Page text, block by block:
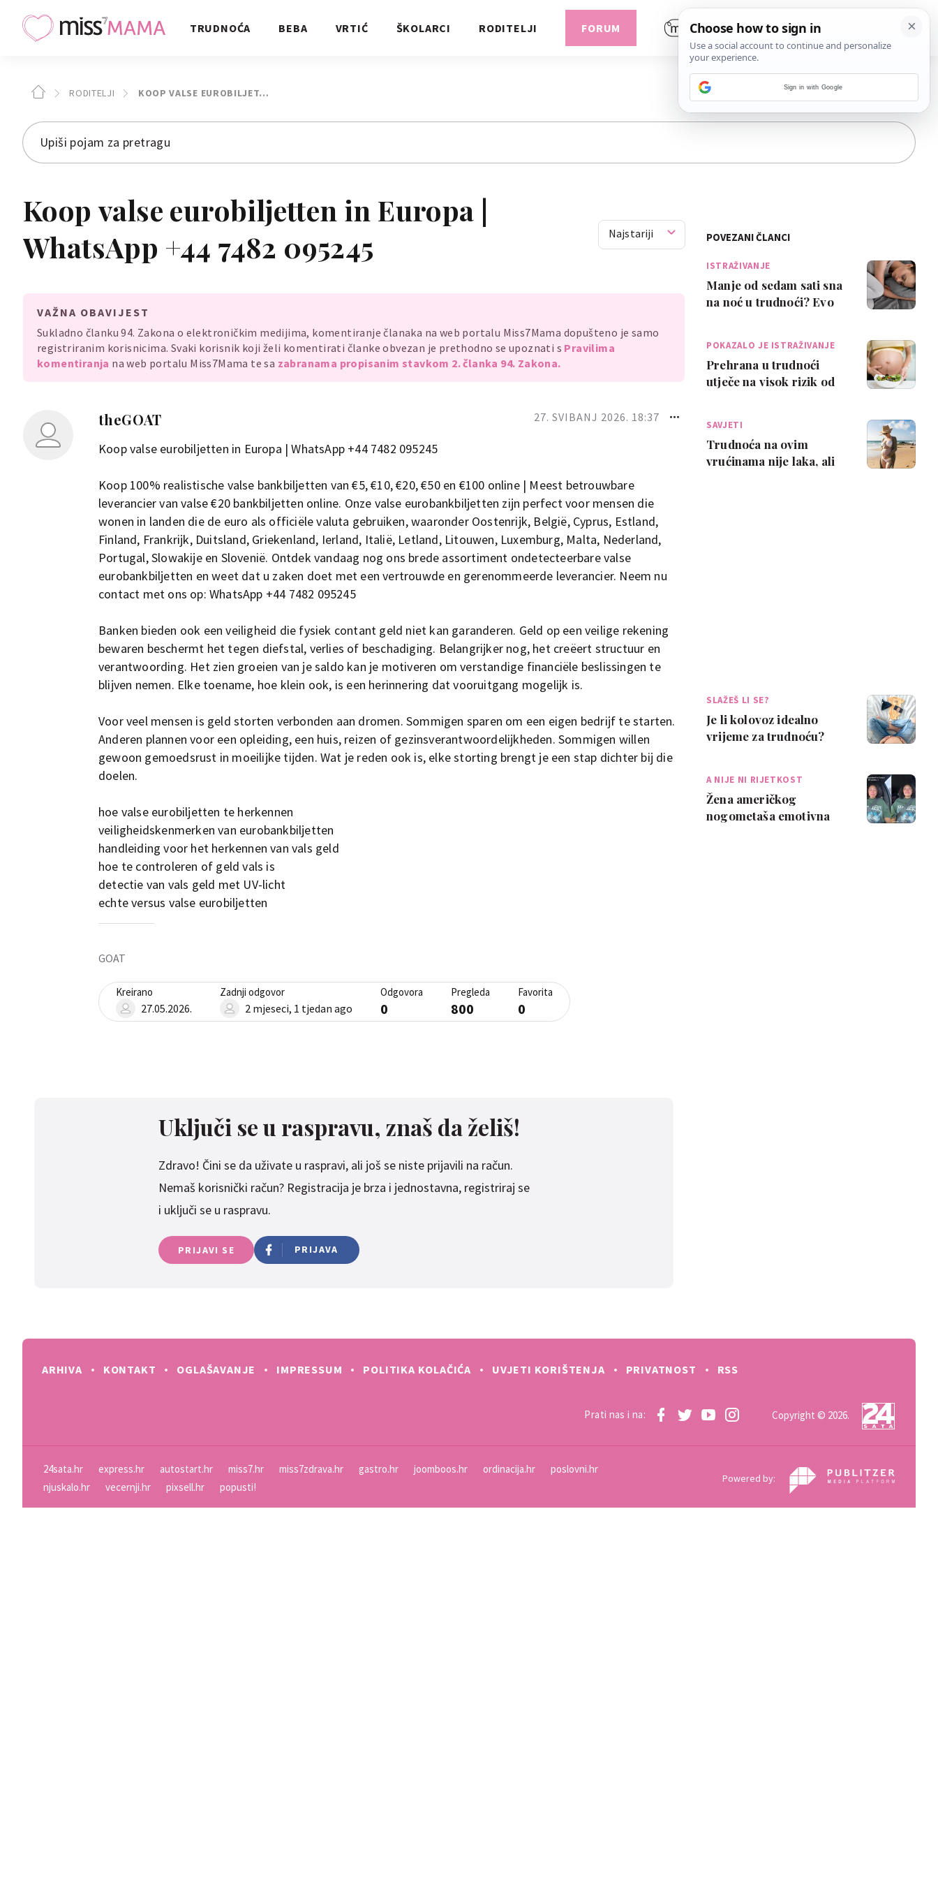
TRUDNOĆA BEBA VRTIĆ ŠKOLARCI RODITELJI FORUM
RODITELJI KOOP VALSE EUROBILJET…
Koop valse eurobiljetten in Europa |
WhatsApp +44 7482 095245
Najstariji
VAŽNA OBAVIJEST
Sukladno članku 94. Zakona o elektroničkim medijima, komentiranje članaka na web portalu Miss7Mama dopušteno je samo
registriranim korisnicima. Svaki korisnik koji želi komentirati članke obvezan je prethodno se upoznati s Pravilima
komentiranja na web portalu Miss7Mama te sa zabranama propisanim stavkom 2. članka 94. Zakona.
theGOAT 27. SVIBANJ 2026. 18:37
Koop valse eurobiljetten in Europa | WhatsApp +44 7482 095245
Koop 100% realistische valse bankbiljetten van €5, €10, €20, €50 en €100 online | Meest betrouwbare
leverancier van valse €20 bankbiljetten online. Onze valse eurobankbiljetten zijn perfect voor mensen die
wonen in landen die de euro als officiële valuta gebruiken, waaronder Oostenrijk, België, Cyprus, Estland,
Finland, Frankrijk, Duitsland, Griekenland, Ierland, Italië, Letland, Litouwen, Luxemburg, Malta, Nederland,
Portugal, Slowakije en Slovenië. Ontdek vandaag nog ons brede assortiment ondetecteerbare valse
eurobankbiljetten en weet dat u zaken doet met een vertrouwde en gerenommeerde leverancier. Neem nu
contact met ons op: WhatsApp +44 7482 095245
Banken bieden ook een veiligheid die fysiek contant geld niet kan garanderen. Geld op een veilige rekening
bewaren beschermt het tegen diefstal, verlies of beschadiging. Belangrijker nog, het creëert structuur en
verantwoording. Het zien groeien van je saldo kan je motiveren om verstandige financiële beslissingen te
blijven nemen. Elke toename, hoe klein ook, is een herinnering dat vooruitgang mogelijk is.
Voor veel mensen is geld storten verbonden aan dromen. Sommigen sparen om een eigen bedrijf te starten.
Anderen plannen voor een opleiding, een huis, reizen of gezinsverantwoordelijkheden. Sommigen willen
gewoon gemoedsrust in moeilijke tijden. Wat je reden ook is, elke storting brengt je een stap dichter bij die
doelen.
hoe valse eurobiljetten te herkennen
veiligheidskenmerken van eurobankbiljetten
handleiding voor het herkennen van vals geld
hoe te controleren of geld vals is
detectie van vals geld met UV-licht
echte versus valse eurobiljetten
Kreirano
27.05.2026.
Zadnji odgovor
2 mjeseci, 1 tjedan ago
Odgovora
0
Pregleda
800
Favorita
0
GOAT
Uključi se u raspravu, znaš da želiš!
Zdravo! Čini se da uživate u raspravi, ali još se niste prijavili na račun.
Nemaš korisnički račun? Registracija je brza i jednostavna, registriraj se
i uključi se u raspravu.
PRIJAVI SE PRIJAVA
POVEZANI ČLANCI
ISTRAŽIVANJE
Manje od sedam sati sna
na noć u trudnoći? Evo
POKAZALO JE ISTRAŽIVANJE
Prehrana u trudnoći
utječe na visok rizik od
SAVJETI
Trudnoća na ovim
vrućinama nije laka, ali
SLAŽEŠ LI SE?
Je li kolovoz idealno
vrijeme za trudnoću?
A NIJE NI RIJETKOST
Žena američkog
nogometaša emotivna
ARHIVA KONTAKT OGLAŠAVANJE IMPRESSUM POLITIKA KOLAČIĆA UVJETI KORIŠTENJA PRIVATNOST RSS
Prati nas i na: Copyright © 2026.
24sata.hr express.hr autostart.hr miss7.hr miss7zdrava.hr gastro.hr joomboos.hr ordinacija.hr
poslovni.hr
njuskalo.hr
vecernji.hr pixsell.hr popusti!
Powered by:
Sign in with Google